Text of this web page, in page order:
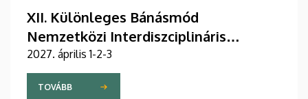
XII. Különleges Bánásmód
Nemzetközi Interdiszciplináris
Konferencia
2027. április 1-2-3
TOVÁBB